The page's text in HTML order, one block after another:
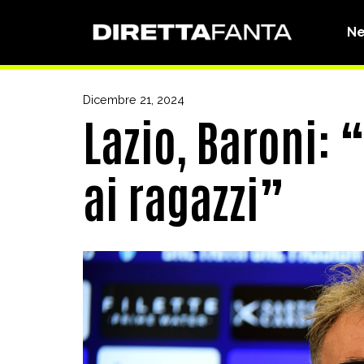
Dicembre 21, 2024
Lazio, Baroni:
ai ragazzi”